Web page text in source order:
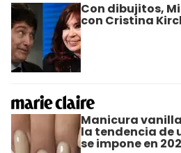
Con dibujitos,
con Cristina
Manicura
la tendencia de
se impone en